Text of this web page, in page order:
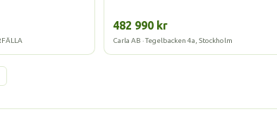
482 990 kr
Carla AB · Tegelbacken 4a, Stockholm